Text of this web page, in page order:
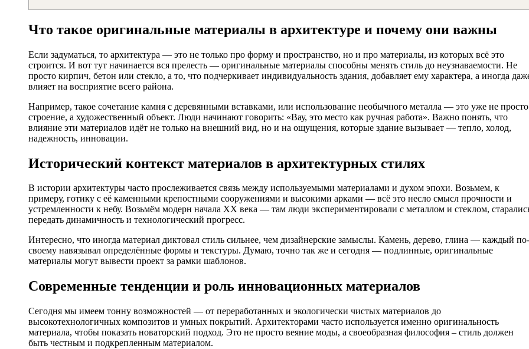
Что такое оригинальные материалы в архитектуре и почему они важны
Если задуматься, то архитектура — это не только про форму и пространство, но и про материалы, из которых всё это
строится. И вот тут начинается вся прелесть — оригинальные материалы способны менять стиль до неузнаваемости. Не
просто кирпич, бетон или стекло, а то, что подчеркивает индивидуальность здания, добавляет ему характера, а иногда
влияет на восприятие всего района.
Например, такое сочетание камня с деревянными вставками, или использование необычного металла — это уже не просто
строение, а художественный объект. Люди начинают говорить: «Вау, это место как ручная работа». Важно понять, что
влияние эти материалов идёт не только на внешний вид, но и на ощущения, которые здание вызывает — тепло, холод,
надежность, инновации.
Исторический контекст материалов в архитектурных стилях
В истории архитектуры часто прослеживается связь между используемыми материалами и духом эпохи. Возьмем, к
примеру, готику с её каменными крепостными сооружениями и высокими арками — всё это несло смысл прочности и
устремленности к небу. Возьмём модерн начала ХХ века — там люди экспериментировали с металлом и стеклом,
передать динамичность и технологический прогресс.
Интересно, что иногда материал диктовал стиль сильнее, чем дизайнерские замыслы. Камень, дерево, глина — каждый по-
своему навязывал определённые формы и текстуры. Думаю, точно так же и сегодня — подлинные, оригинальные
материалы могут вывести проект за рамки шаблонов.
Современные тенденции и роль инновационных материалов
Сегодня мы имеем тонну возможностей — от переработанных и экологически чистых материалов до
высокотехнологичных композитов и умных покрытий. Архитекторами часто используется именно оригинальность
материала, чтобы показать новаторский подход. Это не просто веяние моды, а своеобразная философия – стиль должен
быть честным и подкрепленным материалом.